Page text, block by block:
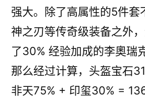
强大。除了高属性的5件套
神之刃等传奇级装备之外
了30% 经验加成的李奧瑞
那么经过计算，头盔宝石
非天75% + 印玺30% =